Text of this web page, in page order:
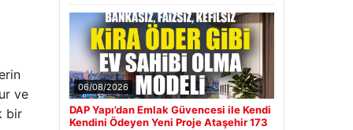
ve
bir
06/08/2026
DAP Yapı’dan Emlak Güvencesi ile Kendi
Kendini Ödeyen Yeni Proje Ataşehir 173